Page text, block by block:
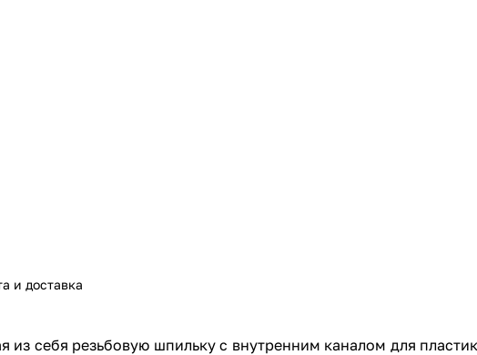
и доставка
из себя резьбовую шпильку с внутренним каналом для